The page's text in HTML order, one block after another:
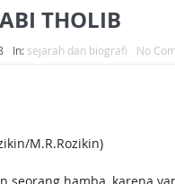
THOLIB
In: sejarah dan biografi No
M.R.Rozikin)